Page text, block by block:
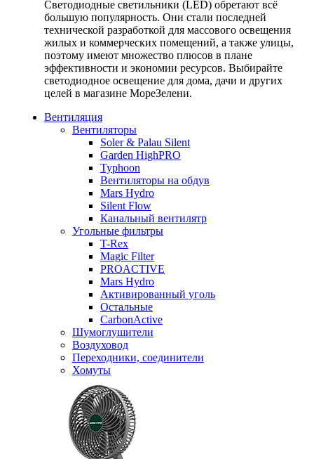
Светодиодные светильники (LED) обретают всё
большую популярность. Они стали последней
технической разработкой для массового освещения
жилых и коммерческих помещений, а также улицы,
поэтому имеют множество плюсов в плане
эффективности и экономии ресурсов. Выбирайте
светодиодное освещение для дома, дачи и других
целей в магазине МореЗелени.
Вентиляция
Вентиляторы
Soler & Palau Silent
Garden HighPRO
Typhoon
Вентиляторы на обдув
Mars Hydro
Silent Flow
Канальный вентилятр
Угольные фильтры
T-Rex
Magic Filter
PROACTIVE
Mars Hydro
Активированный уголь
Остальные
CarbonActive
Шумоглушители
Воздуховод
Переходники, соединители
Хомуты